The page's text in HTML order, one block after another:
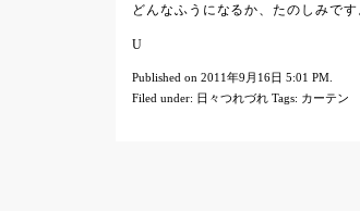
どんなふうになるか、たのしみです
U
Published on 2011年9月16日 5:01 PM.
Filed under: 日々つれづれ Tags: カーテン